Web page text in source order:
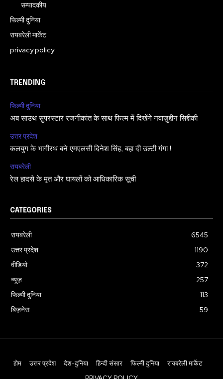
सम्पादकीय
फिल्मी दुनिया
रायबरेली मार्केट
privacy policy
TRENDING
फिल्मी दुनिया
अब साउथ सुपरस्टार रजनीकांत के साथ फिल्म में दिखेंगे नवाज़ुद्दीन सिद्दीकी
उत्तर प्रदेश
कलयुग के भागीरथ बने एमएलसी दिनेश सिंह, बहा दी उल्टी गंगा !
रायबरेली
रेल हादसे के मृत और घायलों को आधिकारिक सूची
CATEGORIES
रायबरेली
6545
उत्तर प्रदेश
1190
वीडियो
372
न्यूज़
257
फिल्मी दुनिया
113
बिज़नेस
59
होम उत्तर प्रदेश देश-दुनिया हिन्दी संसार फिल्मी दुनिया
रायबरेली मार्केट